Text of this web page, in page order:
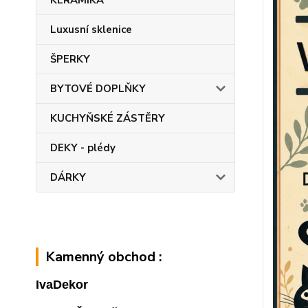
Luxusní sklenice
ŠPERKY
BYTOVÉ DOPLŇKY
KUCHYŇSKÉ ZÁSTĚRY
DEKY - plédy
DÁRKY
Kamenný obchod :
IvaDekor